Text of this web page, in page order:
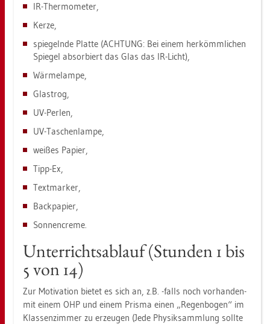
IR-Ther­mo­me­ter,
Kerze,
spie­geln­de Plat­te (ACH­TUNG: Bei einem her­kömm­li­chen
Spie­gel ab­sor­biert das Glas das IR-Licht),
Wär­me­lam­pe,
Glastrog,
UV-Per­len,
UV-Ta­schen­lam­pe,
wei­ßes Pa­pier,
Tipp-Ex,
Text­mar­ker,
Back­pa­pier,
Son­nen­creme.
Un­ter­richts­ab­lauf (Stun­den 1 bis
5 von 14)
Zur Mo­ti­va­ti­on bie­tet es sich an, z.B. -falls noch vor­han­den-
mit einem OHP und einem Pris­ma einen „Re­gen­bo­gen“ im
Klas­sen­zim­mer zu er­zeu­gen (Jede Phy­sik­samm­lung soll­te